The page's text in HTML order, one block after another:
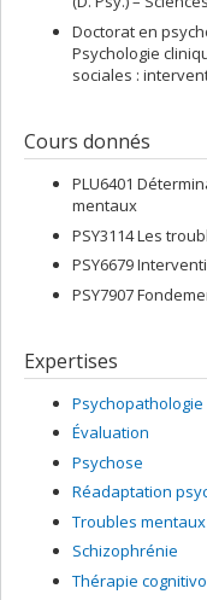
Doctorat en
Psychologie
sociales :
Cours donnés
PLU6401
mentaux
PSY3114 Les
PSY6679
PSY7907
Expertises
Psychopathologie
Évaluation
Psychose
Réadaptation
Troubles
Schizophrénie
Thérapie